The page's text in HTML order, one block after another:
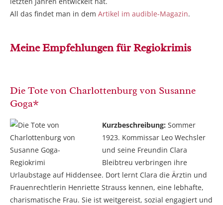
All das findet man in dem Artikel im audible-Magazin.
Meine Empfehlungen für Regiokrimis
Die Tote von Charlottenburg von Susanne
Goga*
Kurzbeschreibung: Sommer
1923. Kommissar Leo Wechsler
und seine Freundin Clara
Bleibtreu verbringen ihre
Urlaubstage auf Hiddensee. Dort lernt Clara die Ärztin und
Frauenrechtlerin Henriette Strauss kennen, eine lebhafte,
charismatische Frau. Sie ist weitgereist, sozial engagiert und